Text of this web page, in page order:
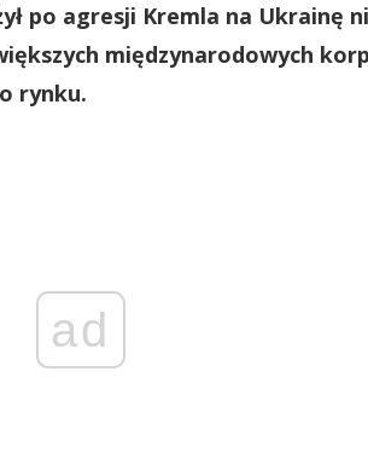
po agresji Kremla na Ukrainę
międzynarodowych
rynku.
ad